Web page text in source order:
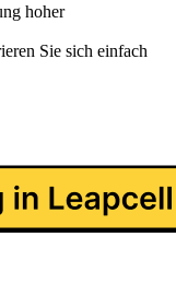
hoher
Sie sich einfach